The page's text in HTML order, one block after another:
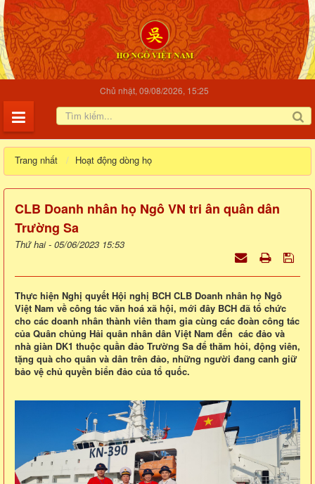
Chủ nhật, 09/08/2026, 15:25
Trang nhất Hoạt động dòng họ
CLB Doanh nhân họ Ngô VN tri ân quân dân
Trường Sa
Thứ hai - 05/06/2023 15:53
Thực hiện Nghị quyết Hội nghị BCH CLB Doanh nhân họ Ngô
Việt Nam về công tác văn hoá xã hội, mới đây BCH đã tổ chức
cho các doanh nhân thành viên tham gia cùng các đoàn công tác
của Quân chủng Hải quân nhân dân Việt Nam đến các đảo và
nhà giàn DK1 thuộc quần đảo Trường Sa để thăm hỏi, động viên,
tặng quà cho quân và dân trên đảo, những người đang canh giữ
bảo vệ chủ quyền biển đảo của tổ quốc.